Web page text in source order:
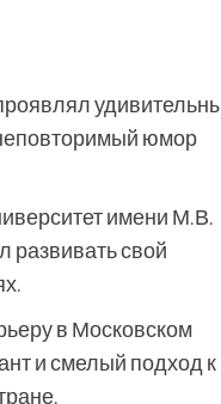
неповторимый юмор
имени М.В.
развивать свой
в Московском
и смелый подход к